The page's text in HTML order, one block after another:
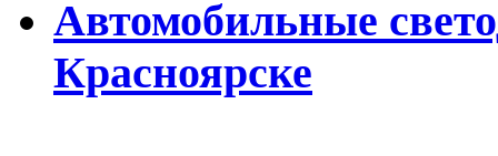
Автомобильные
Красноярске